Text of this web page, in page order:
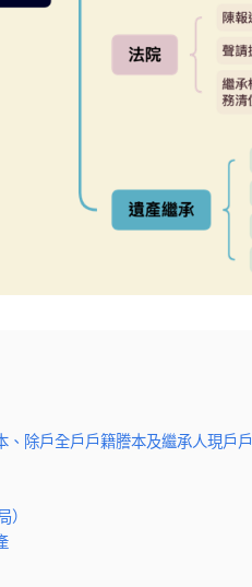
、除戶全戶戶籍謄本及繼承人現戶
）